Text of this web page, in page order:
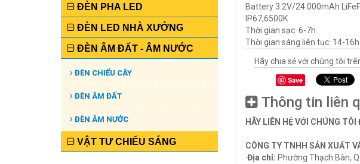
Battery 3.2V/24.000mAh
IP67,6500K
Thời gian sạc: 6-7h
Thời gian sáng liên tục: 14-16h
Hãy chia sẻ với chúng tôi
Save
Thông tin liên
HÃY LIÊN HỆ VỚI CHÚNG
CÔNG TY TNHH SẢN XUẤT
Địa chỉ: Phường Thạch Bàn,
ĐÈN PHA LED
ĐÈN LED NHÀ XƯỞNG
ĐÈN ÂM ĐẤT - ÂM NƯỚC
ĐÈN CHIẾU CÂY
ĐÈN ÂM ĐẤT
ĐÈN ÂM NƯỚC
VẬT TƯ CHIẾU SÁNG